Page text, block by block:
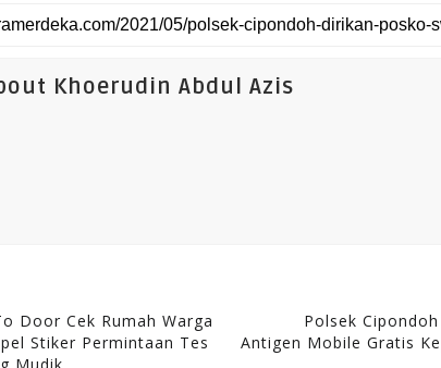
Khoerudin Abdul Azis
Door Cek Rumah Warga
Stiker Permintaan Tes
Mudik
Polsek
Antigen Mobile Gratis